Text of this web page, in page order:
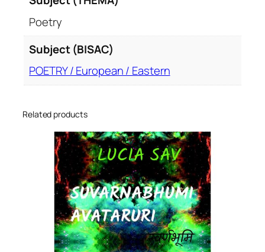
Poetry
Subject (BISAC)
POETRY / European / Eastern
Related products